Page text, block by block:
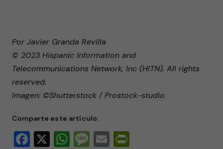
Por Javier Granda Revilla
© 2023 Hispanic Information and
Telecommunications Network, Inc (HITN). All rights
reserved.
Imagen: ©Shutterstock / Prostock-studio
Comparte este artículo:
Facebook
X WhatsApp
Message
Email